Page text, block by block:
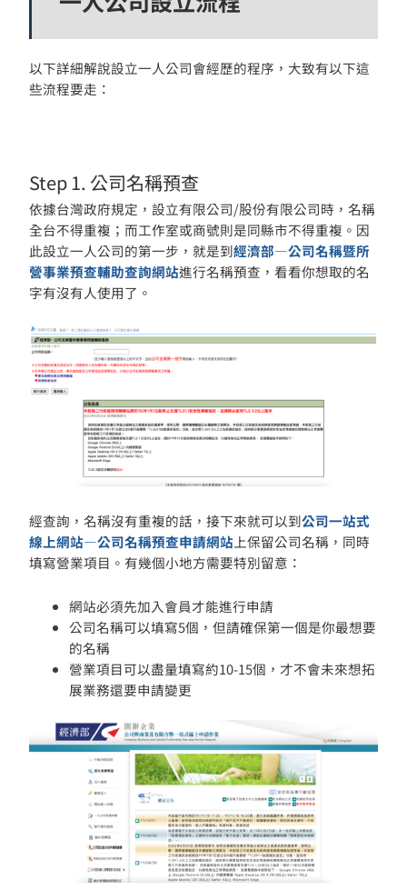
以下詳細解說設立一人公司會經歷的程序，大致有以下這
些流程要走：
Step 1. 公司名稱預查
依據台灣政府規定，設立有限公司/股份有限公司時，名稱
全台不得重複；而工作室或商號則是同縣市不得重複。因
此設立一人公司的第一步，就是到經濟部—公司名稱暨所
營事業預查輔助查詢網站進行名稱預查，看看你想取的名
字有沒有人使用了。
經查詢，名稱沒有重複的話，接下來就可以到公司一站式
線上網站—公司名稱預查申請網站 上保留公司名稱，同時
填寫營業項目。有幾個小地方需要特別留意：
網站必須先加入會員才能進行申請
公司名稱可以填寫5個，但請確保第一個是你最想要
的名稱
營業項目可以盡量填寫約10-15個，才不會未來想拓
展業務還要申請變更